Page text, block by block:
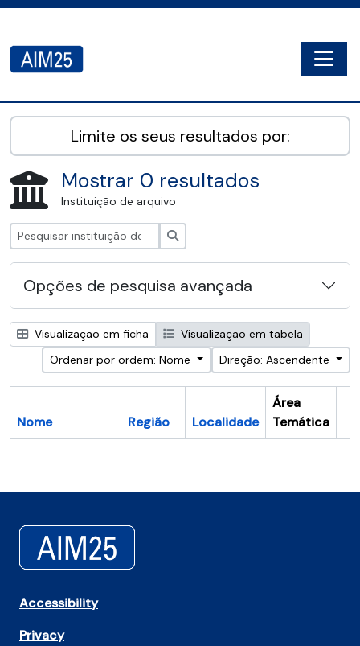
AIM25 - AtoM 2.8.2
Limite os seus resultados por:
Mostrar 0 resultados
Instituição de arquivo
Opções de pesquisa avançada
Visualização em ficha
Visualização em tabela
Ordenar por ordem: Nome
Direção: Ascendente
Nome Região Localidade
Área
Temática
Accessibility
Privacy